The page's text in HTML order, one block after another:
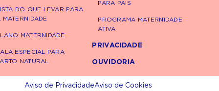
DO QUE LEVAR PARA
MATERNIDADE
MATERNIDADE
ESPECIAL PARA
NATURAL
PARA PAIS
PROGRAMA MATERNIDADE
ATIVA
PRIVACIDADE
OUVIDORIA
Aviso de PrivacidadeAviso de Cookies